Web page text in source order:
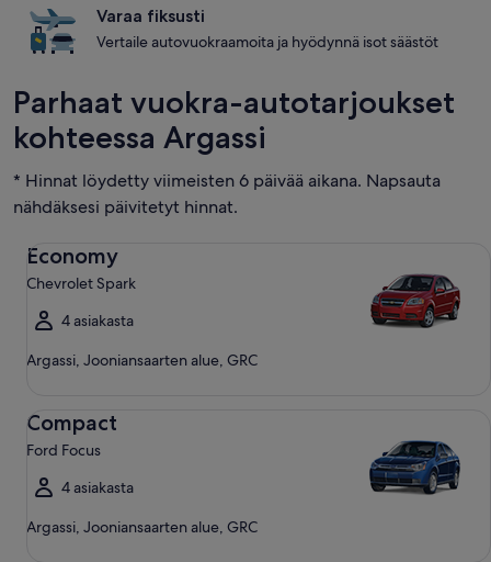
Varaa fiksusti
Vertaile autovuokraamoita ja hyödynnä isot säästöt
Parhaat vuokra-autotarjoukset
kohteessa Argassi
* Hinnat löydetty viimeisten 6 päivää aikana. Napsauta
nähdäksesi päivitetyt hinnat.
Economy
Chevrolet Spark
4 asiakasta
Argassi, Jooniansaarten alue, GRC
Compact
Ford Focus
4 asiakasta
Argassi, Jooniansaarten alue, GRC